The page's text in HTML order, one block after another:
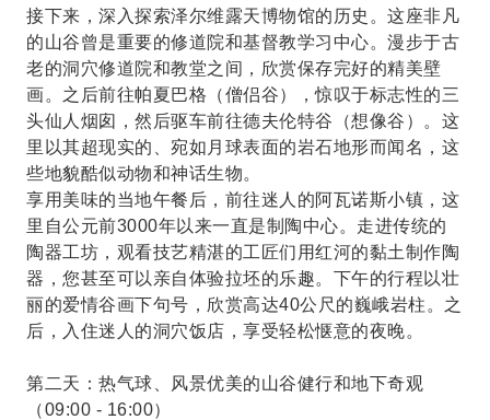
接下来，深入探索泽尔维露天博物馆的历史。这座非凡
的山谷曾是重要的修道院和基督教学习中心。漫步于古
老的洞穴修道院和教堂之间，欣赏保存完好的精美壁
画。之后前往帕夏巴格（僧侣谷），惊叹于标志性的三
头仙人烟囱，然后驱车前往德夫伦特谷（想像谷）。这
里以其超现实的、宛如月球表面的岩石地形而闻名，这
些地貌酷似动物和神话生物。
享用美味的当地午餐后，前往迷人的阿瓦诺斯小镇，这
里自公元前3000年以来一直是制陶中心。走进传统的
陶器工坊，观看技艺精湛的工匠们用红河的黏土制作陶
器，您甚至可以亲自体验拉坯的乐趣。下午的行程以壮
丽的爱情谷画下句号，欣赏高达40公尺的巍峨岩柱。之
后，入住迷人的洞穴饭店，享受轻松惬意的夜晚。
第二天：热气球、风景优美的山谷健行和地下奇观
（09:00 - 16:00）